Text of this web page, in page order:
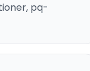
pq-